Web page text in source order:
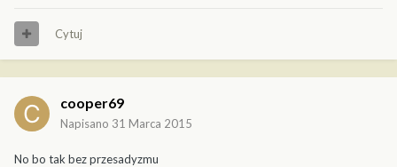
Cytuj
cooper69
Napisano 31 Marca 2015
No bo tak bez przesadyzmu